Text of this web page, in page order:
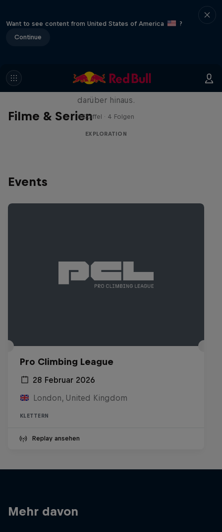
Want to see content from United States of America
?
Continue
Filme & Serien
Natural Heights
darüber hinaus.
1 Staffel · 4 Folgen
EXPLORATION
Events
Pro Climbing League
28 Februar 2026
London, United Kingdom
KLETTERN
Replay ansehen
Mehr davon